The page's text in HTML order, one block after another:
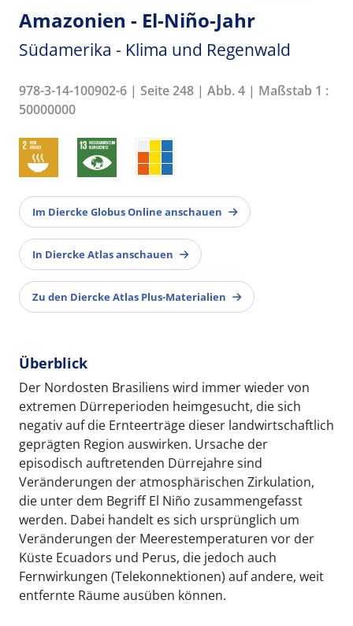
Amazonien - El-Niño-Jahr
Südamerika - Klima und Regenwald
978-3-14-100902-6 | Seite 248 | Abb. 4 | Maßstab 1 :
50000000
Im Diercke Globus Online anschauen
In Diercke Atlas anschauen
Zu den Diercke Atlas Plus-Materialien
Überblick
Der Nordosten Brasiliens wird immer wieder von
extremen Dürreperioden heimgesucht, die sich
negativ auf die Ernteerträge dieser landwirtschaftlich
geprägten Region auswirken. Ursache der
episodisch auftretenden Dürrejahre sind
Veränderungen der atmosphärischen Zirkulation,
die unter dem Begriff El Niño zusammengefasst
werden. Dabei handelt es sich ursprünglich um
Veränderungen der Meerestemperaturen vor der
Küste Ecuadors und Perus, die jedoch auch
Fernwirkungen (Telekonnektionen) auf andere, weit
entfernte Räume ausüben können.